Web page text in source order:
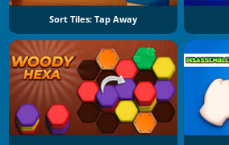
Sort Tiles: Tap Away